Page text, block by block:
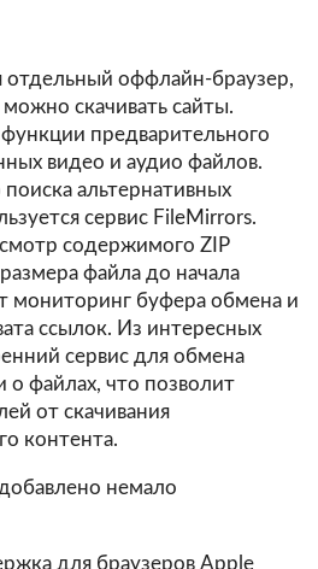
отдельный оффлайн-браузер,
скачивать сайты.
предварительного
видео и аудио файлов.
альтернативных
сервис FileMirrors.
содержимого ZIP
файла до начала
мониторинг буфера обмена и
ссылок. Из интересных
сервис для обмена
файлах, что позволит
от скачивания
контента.
немало
для браузеров Apple